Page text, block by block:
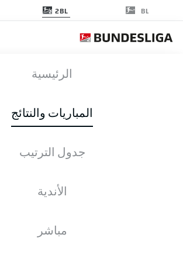
BL
2BL
الرئيسية
المباريات والنتائج
جدول الترتيب
الأندية
مباشر
الجولة 5
موسم 2023-2024